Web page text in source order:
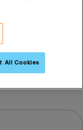
All Cookies